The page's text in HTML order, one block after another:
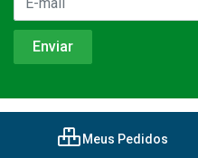
Meus Pedidos